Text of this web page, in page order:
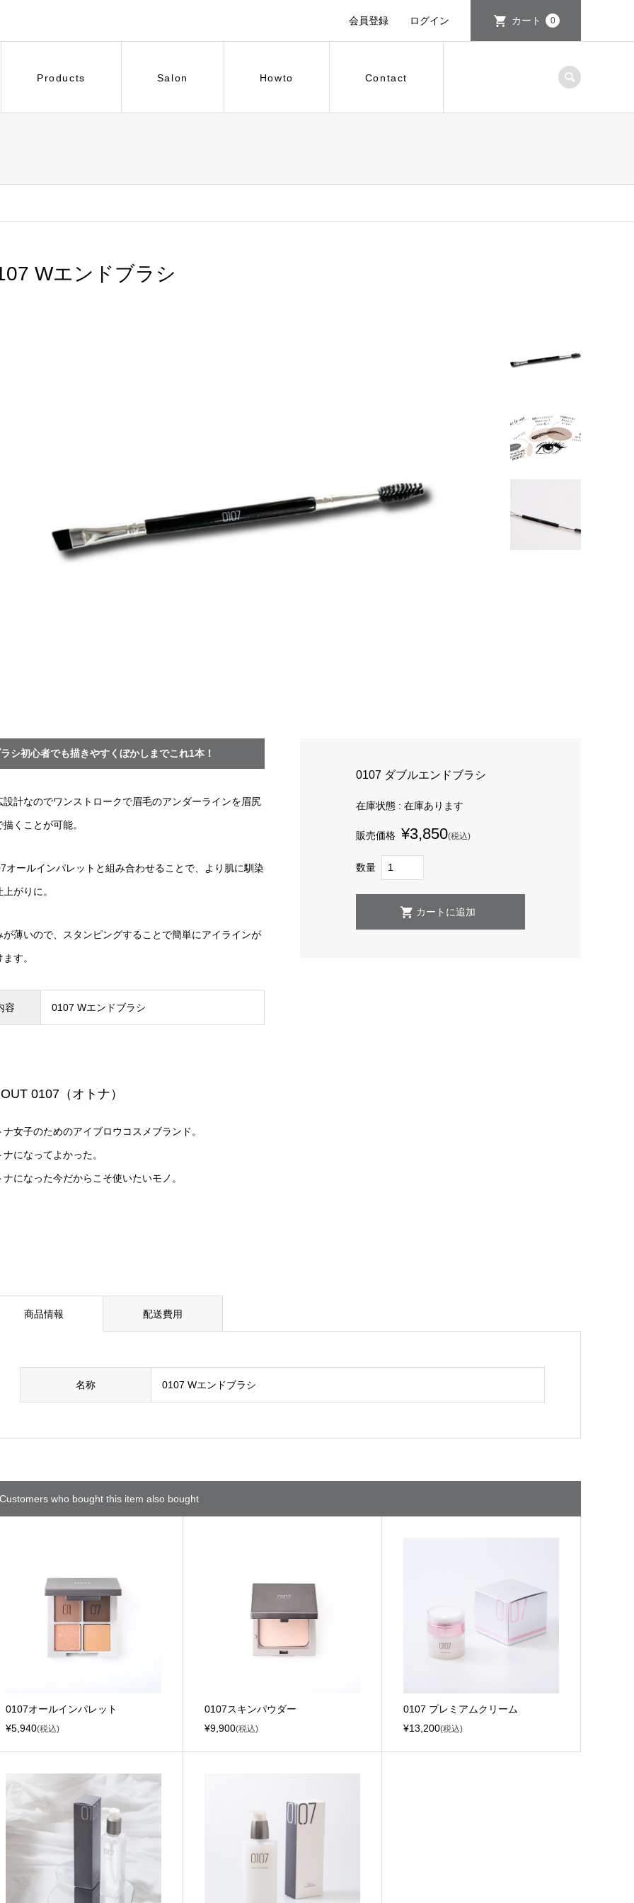
会員登録 ログイン カート 0
Products Salon Howto Contact
Wエンドブラシ
シ初心者でも描きやすくぼかしまでこれ1本！
設計なのでワンストロークで眉毛のアンダーラインを眉尻
描くことが可能。
オールインパレットと組み合わせることで、より肌に馴染
がりに。
が薄いので、スタンピングすることで簡単にアイラインが
す。
容 0107 Wエンドブラシ
0107（オトナ）
ナ女子のためのアイブロウコスメブランド。
ナになってよかった。
ナになった今だからこそ使いたいモノ。
0107 ダブルエンドブラシ
在庫状態 : 在庫あります
販売価格 ¥3,850(税込)
数量
商品情報 配送費用
名称 0107 Wエンドブラシ
Customers who bought this item also bought
0107オールインパレット
¥5,940(税込)
0107スキンパウダー
¥9,900(税込)
0107 プレミアムクリーム
¥13,200(税込)